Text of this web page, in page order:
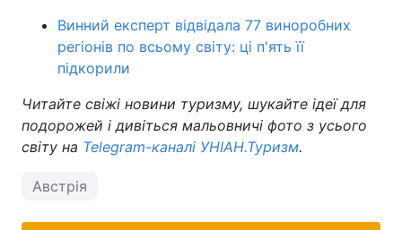
Винний експерт відвідала 77 виноробних
регіонів по всьому світу: ці п'ять її
підкорили
Читайте свіжі новини туризму, шукайте ідеї для
подорожей і дивіться мальовничі фото з усього
світу на Telegram-каналі УНІАН.Туризм.
Австрія